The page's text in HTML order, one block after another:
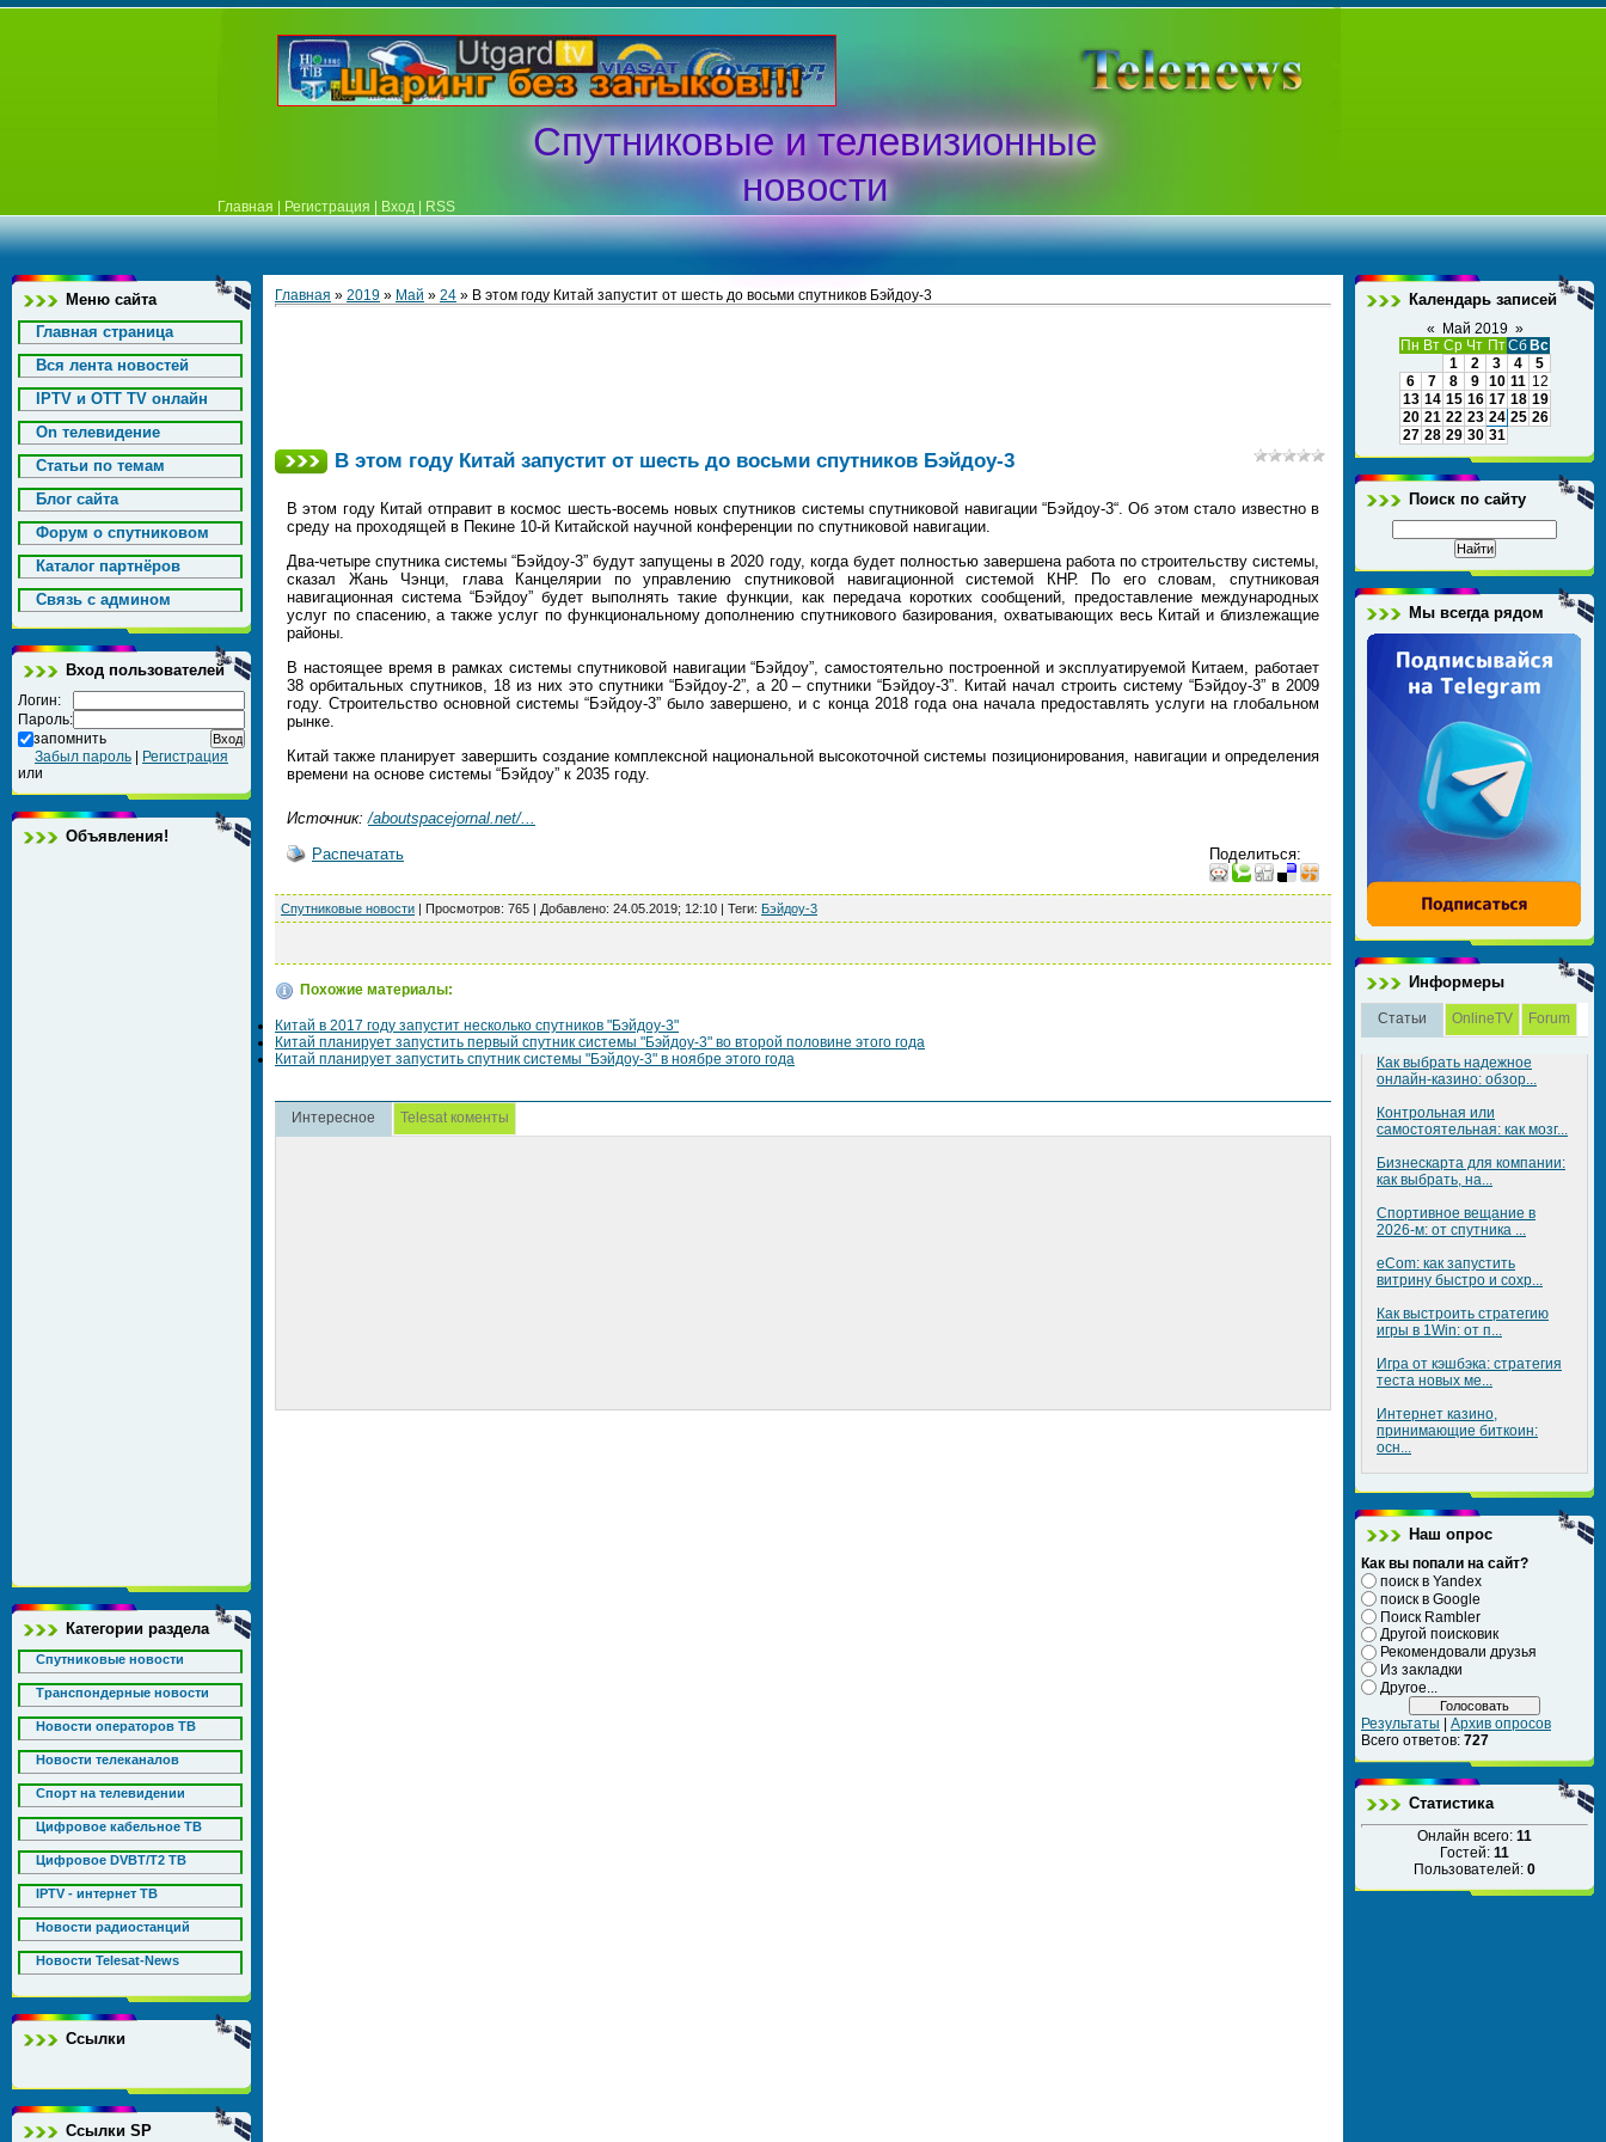
Спутниковые и телевизионные
новости
Главная Регистрация Вход RSS
Меню сайта
Главная страница
Вся лента новостей
IPTV и OTT TV онлайн
On телевидение
Статьи по темам
Блог сайта
Форум о спутниковом
Каталог партнёров
Cвязь с админом
Вход пользователей
Логин:
Пароль:
запомнить
Забыл пароль
Регистрация
или
Объявления!
Категории раздела
Спутниковые новости
Транспондерные новости
Новости операторов ТВ
Новости телеканалов
Спорт на телевидении
Цифровое кабельное ТВ
Цифровое DVBT/T2 ТВ
IPTV - интернет ТВ
Новости радиостанций
Новости Telesat-News
Ссылки
Ссылки SP
Главная » 2019 » Май » 24 » В этом году Китай запустит от шесть до восьми спутников Бэйдоу-3
В этом году Китай запустит от шесть до восьми спутников Бэйдоу-3
В этом году Китай отправит в космос шесть-восемь новых спутников системы спутниковой навигации “Бэйдоу-3“. Об этом стало известно в
среду на проходящей в Пекине 10-й Китайской научной конференции по спутниковой навигации.
Два-четыре спутника системы “Бэйдоу-3” будут запущены в 2020 году, когда будет полностью завершена работа по строительству системы,
сказал Жань Чэнци, глава Канцелярии по управлению спутниковой навигационной системой КНР. По его словам, спутниковая
навигационная система “Бэйдоу” будет выполнять такие функции, как передача коротких сообщений, предоставление международных
услуг по спасению, а также услуг по функциональному дополнению спутникового базирования, охватывающих весь Китай и близлежащие
районы.
В настоящее время в рамках системы спутниковой навигации “Бэйдоу”, самостоятельно построенной и эксплуатируемой Китаем, работает
38 орбитальных спутников, 18 из них это спутники “Бэйдоу-2”, а 20 – спутники “Бэйдоу-3”. Китай начал строить систему “Бэйдоу-3” в 2009
году. Строительство основной системы “Бэйдоу-3” было завершено, и с конца 2018 года она начала предоставлять услуги на глобальном
рынке.
Китай также планирует завершить создание комплексной национальной высокоточной системы позиционирования, навигации и определения
времени на основе системы “Бэйдоу” к 2035 году.
Источник:/aboutspacejornal.net/...
Распечатать
Поделиться:
Спутниковые новости | Просмотров: 765 | Добавлено: 24.05.2019; 12:10 | Теги: Бэйдоу-3
Похожие материалы:
Китай в 2017 году запустит несколько спутников "Бэйдоу-3"
Китай планирует запустить первый спутник системы "Бэйдоу-3" во второй половине этого года
Китай планирует запустить спутник системы "Бэйдоу-3" в ноябре этого года
Интересное Telesat коменты
Календарь записей
« Май 2019 »
Пн Вт Ср Чт ПтСб Вс
1
2 3 4
5
6
7 8 9 10 11 12
13 14 15 16 17 18 19
20 21 22 23 24 25 26
27 28 29 30 31
Поиск по сайту
Мы всегда рядом
Информеры
Статьи OnlineTV Forum
Как выбрать надежное
онлайн-казино: обзор...
Контрольная или
самостоятельная: как мозг...
Бизнескарта для компании:
как выбрать, на...
Спортивное вещание в
2026-м: от спутника ...
eCom: как запустить
витрину быстро и сохр...
Как выстроить стратегию
игры в 1Win: от п...
Игра от кэшбэка: стратегия
теста новых ме...
Интернет казино,
принимающие биткоин:
осн...
Наш опрос
Как вы попали на сайт?
поиск в Yandex
поиск в Google
Поиск Rambler
Другой поисковик
Рекомендовали друзья
Из закладки
Другое...
Результаты | Архив опросов
Всего ответов: 727
Статистика
Онлайн всего: 11
Гостей: 11
Пользователей: 0